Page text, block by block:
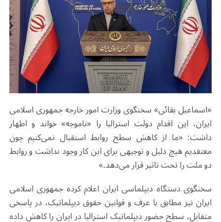
«اسماعیل بقائی» سخنگوی وزارت امور خارجه جمهوری اسلامی
ایران، این اقدام دولت استرالیا را «ناموجه» خواند و اظهار
داشت: «ما از کاهش سطح روابط استقبال نمی‌کنیم چون
معتقدیم هیچ دلیل و توجیهی برای این کار وجود نداشت و روابط
دو ملت را تحت تاثیر قرار می‌دهد.»
سخنگوی دستگاه دیپلماسی ایران اعلام کرده جمهوری اسلامی
ایران نیز مطابق با عرف و قوانین حقوق دیپلماتیک، در پاسخی
متقابل، سطح حضور دیپلماتیک استرالیا در ایران را کاهش داده